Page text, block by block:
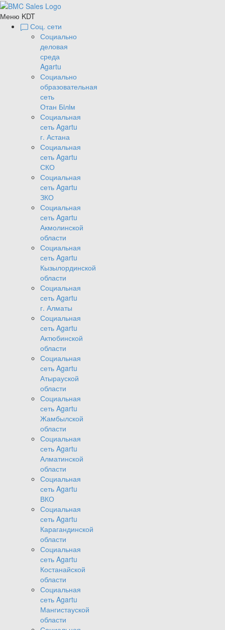
Меню KDT
Соц. сети
Социально
деловая
среда
Agartu
Социально
образовательная
сеть
Отан Бiлiм
Социальная
сеть Agartu
г. Астана
Социальная
сеть Agartu
СКО
Социальная
сеть Agartu
ЗКО
Социальная
сеть Agartu
Акмолинской
области
Социальная
сеть Agartu
Кызылординской
области
Социальная
сеть Agartu
г. Алматы
Социальная
сеть Agartu
Актюбинской
области
Социальная
сеть Agartu
Атырауской
области
Социальная
сеть Agartu
Жамбылской
области
Социальная
сеть Agartu
Алматинской
области
Социальная
сеть Agartu
ВКО
Социальная
сеть Agartu
Карагандинской
области
Социальная
сеть Agartu
Костанайской
области
Социальная
сеть Agartu
Мангистауской
области